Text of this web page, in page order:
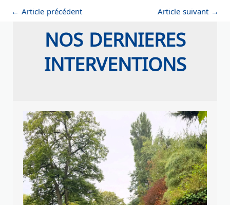
← Article précédent Article suivant →
NOS DERNIERES
INTERVENTIONS